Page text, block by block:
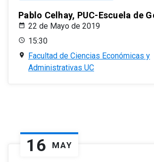
Pablo Celhay, PUC-Escuela de
22 de Mayo de 2019
15:30
Facultad de Ciencias Económicas y
Administrativas UC
16 MAY